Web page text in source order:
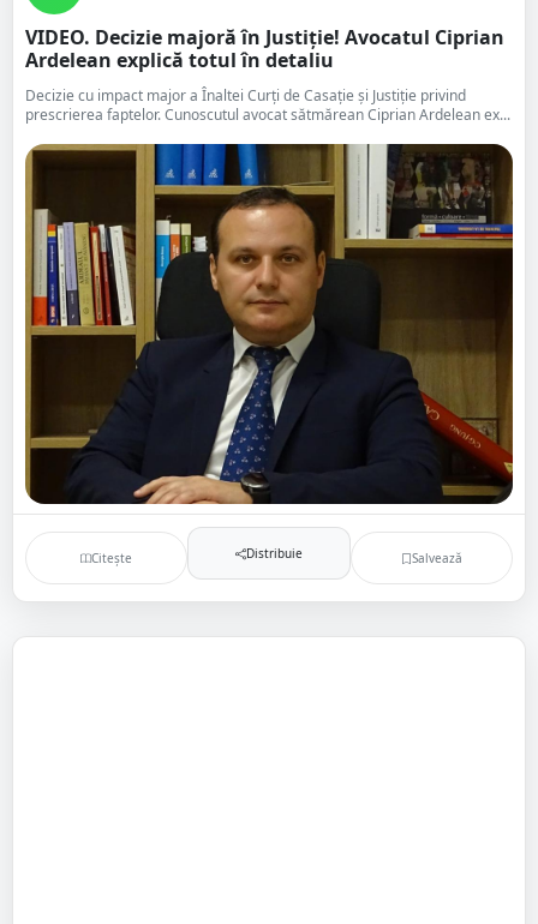
VIDEO. Decizie majoră în Justiție! Avocatul Ciprian
Ardelean explică totul în detaliu
Decizie cu impact major a Înaltei Curţi de Casaţie şi Justiţie privind
prescrierea faptelor. Cunoscutul avocat sătmărean Ciprian Ardelean ex...
Citește Distribuie Salvează